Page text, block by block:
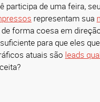
participa de uma feira,
representam sua
de forma coesa em
para que eles
atuais são leads